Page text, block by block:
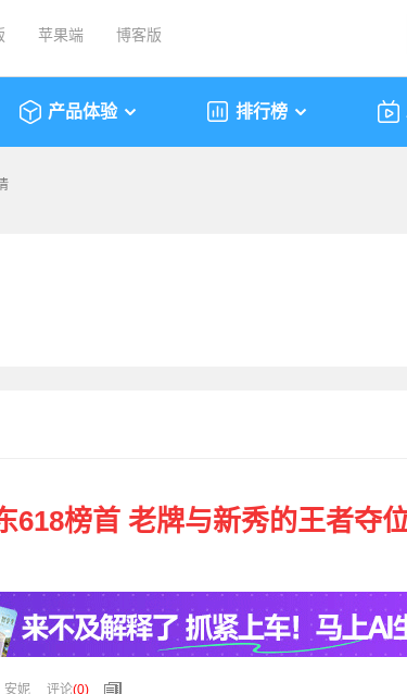
苹果端 博客版
产品体验 排行榜
618榜首 老牌与新秀的王者夺
安妮 评论(0)